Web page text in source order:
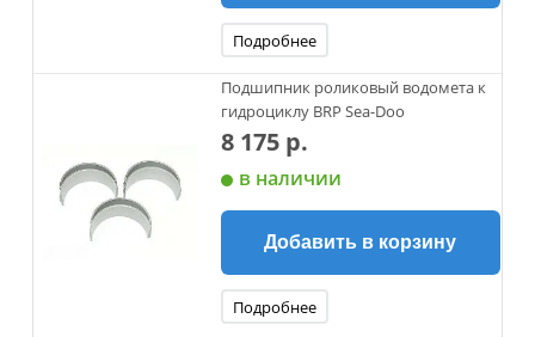
Подробнее
Подшипник роликовый водомета к
гидроциклу BRP Sea-Doo
8 175 р.
в наличии
Добавить в корзину
Подробнее